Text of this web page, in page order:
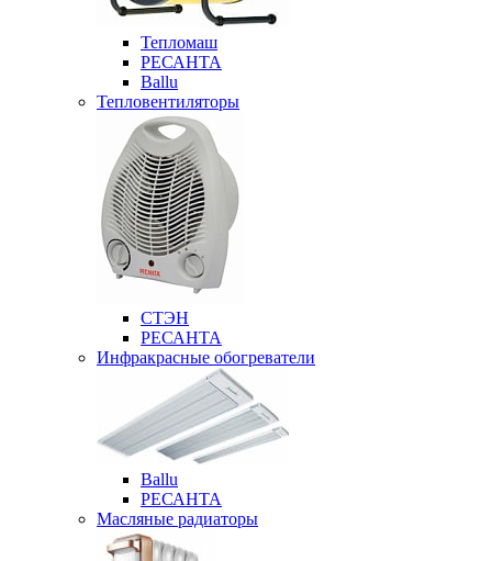
Тепломаш
РЕСАНТА
Ballu
Тепловентиляторы
СТЭН
РЕСАНТА
Инфракрасные обогреватели
Ballu
РЕСАНТА
Масляные радиаторы